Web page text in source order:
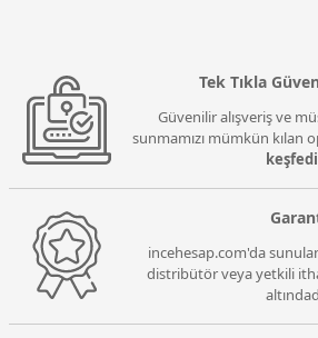
Tek Tıkla
Güvenilir alışveriş ve
sunmamızı mümkün kılan
incehesap.com'da
distribütör veya yetkili